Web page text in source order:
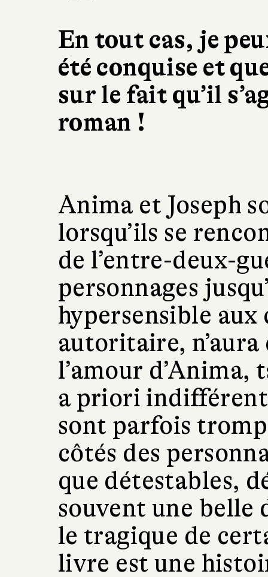
En tout cas, je
été conquise et
sur le fait qu’il
roman !
Anima et Joseph
lorsqu’ils se
de l’entre-deux-
personnages
hypersensible aux
autoritaire, n’aura
l’amour d’Anima,
a priori
sont parfois
côtés des
que détestables,
souvent une belle
le tragique de
livre est une